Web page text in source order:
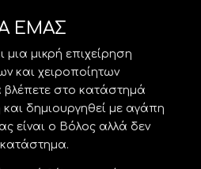
ΕΜΑΣ
μια μικρή επιχείρηση
και χειροποίητων
βλέπετε στο κατάστημά
και δημιουργηθεί με αγάπη
είναι ο Βόλος αλλά δεν